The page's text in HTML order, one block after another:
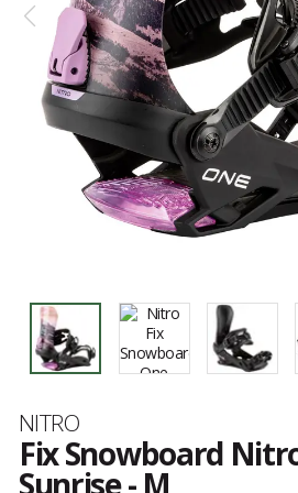
Marque
NITRO
Fix Snowboard
Sunrise - M